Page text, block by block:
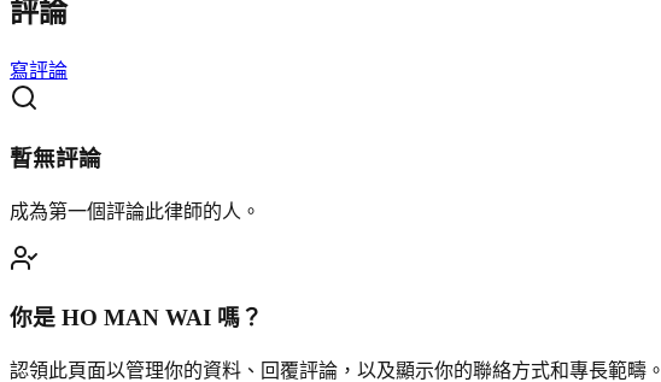
評論
寫評論
暫無評論
成為第一個評論此律師的人。
你是 HO MAN WAI 嗎？
認領此頁面以管理你的資料、回覆評論，以及顯示你的聯絡方式和專長範疇。